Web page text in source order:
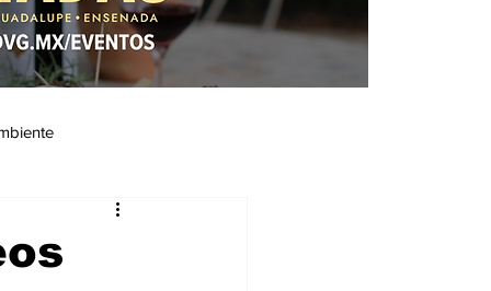
Indaba Editorial